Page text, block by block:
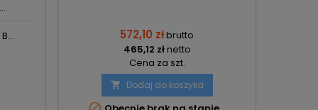
572,10 złbrutto
465,12 złnetto
Cena za szt.
 Dodaj do koszyka